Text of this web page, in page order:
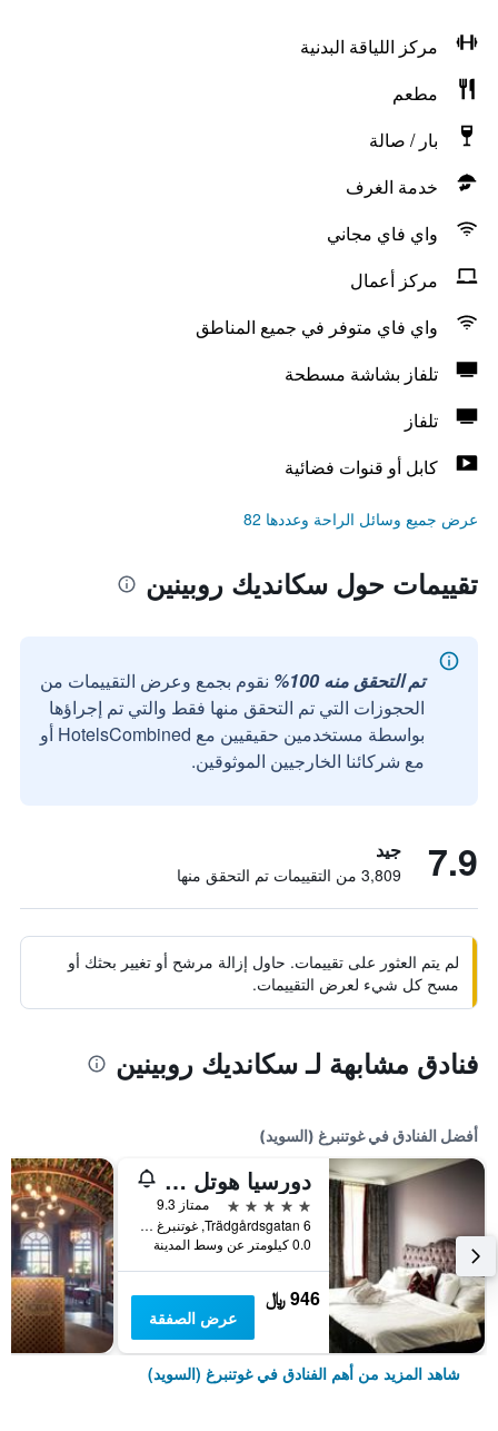
مركز اللياقة البدنية
مطعم
بار / صالة
خدمة الغرف
واي فاي مجاني
مركز أعمال
واي فاي متوفر في جميع المناطق
تلفاز بشاشة مسطحة
تلفاز
كابل أو قنوات فضائية
عرض جميع وسائل الراحة وعددها 82
تقييمات حول سكانديك روبينين
تم التحقق منه 100%
نقوم بجمع وعرض التقييمات من
الحجوزات التي تم التحقق منها فقط والتي تم إجراؤها
بواسطة مستخدمين حقيقيين مع HotelsCombined أو
مع شركائنا الخارجيين الموثوقين.
7.9 جيد
3,809 من التقييمات تم التحقق منها
لم يتم العثور على تقييمات. حاول إزالة مرشح أو تغيير بحثك أو
مسح كل شيء لعرض التقييمات.
فنادق مشابهة لـ سكانديك روبينين
أفضل الفنادق في غوتنبرغ (السويد)
دورسيا هوتل آند ريستورانت
5 نجوم
ممتاز 9.3
Trädgårdsgatan 6, غوتنبرغ (السويد), مقاطعة فاسترا غوتالاند, السويد
0.0 كيلومتر عن وسط المدينة
946 ﷼
عرض الصفقة
شاهد المزيد من أهم الفنادق في غوتنبرغ (السويد)